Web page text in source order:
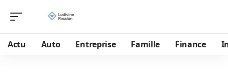
Actu Auto Entreprise Famille Finance